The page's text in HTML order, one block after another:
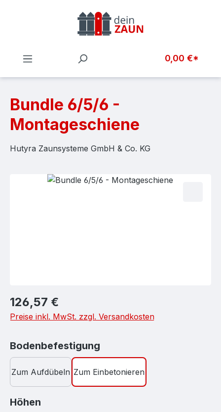
Zum Hauptinhalt springen
0,00 €*
Bundle 6/5/6 -
Montageschiene
Hutyra Zaunsysteme GmbH & Co. KG
Bildergalerie überspringen
Regulärer Preis:
126,57 €
Preise inkl. MwSt. zzgl. Versandkosten
Bodenbefestigung
Zum Aufdübeln Zum Einbetonieren
Höhen